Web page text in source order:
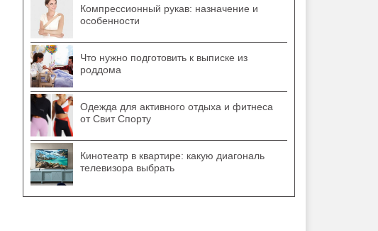
Компрессионный рукав: назначение и
особенности
Что нужно подготовить к выписке из
роддома
Одежда для активного отдыха и фитнеса
от Свит Спорту
Кинотеатр в квартире: какую диагональ
телевизора выбрать